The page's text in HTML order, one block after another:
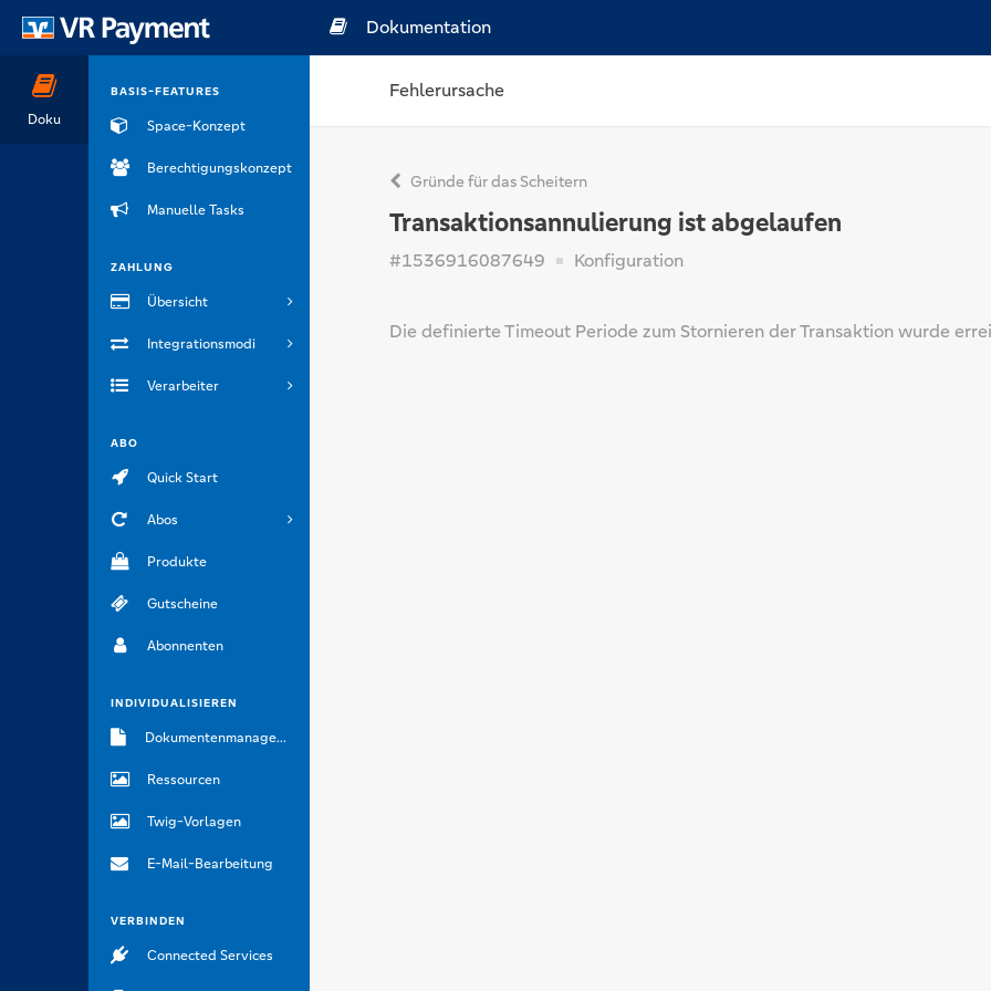
Doku
BASIS-FEATURES
Space-Konzept
Berechtigungskonzept
Manuelle Tasks
ZAHLUNG
Übersicht
Integrationsmodi
Verarbeiter
ABO
Quick Start
Abos
Produkte
Gutscheine
Abonnenten
INDIVIDUALISIEREN
Dokumentenmanagement
Ressourcen
Twig-Vorlagen
E-Mail-Bearbeitung
VERBINDEN
Connected Services
Dokumentation
Fehlerursache
Gründe für das Scheitern
Transaktionsannulierung ist abgelaufen
#1536916087649 Konfiguration
Die definierte Timeout Periode zum Stornieren der Transaktion wurde